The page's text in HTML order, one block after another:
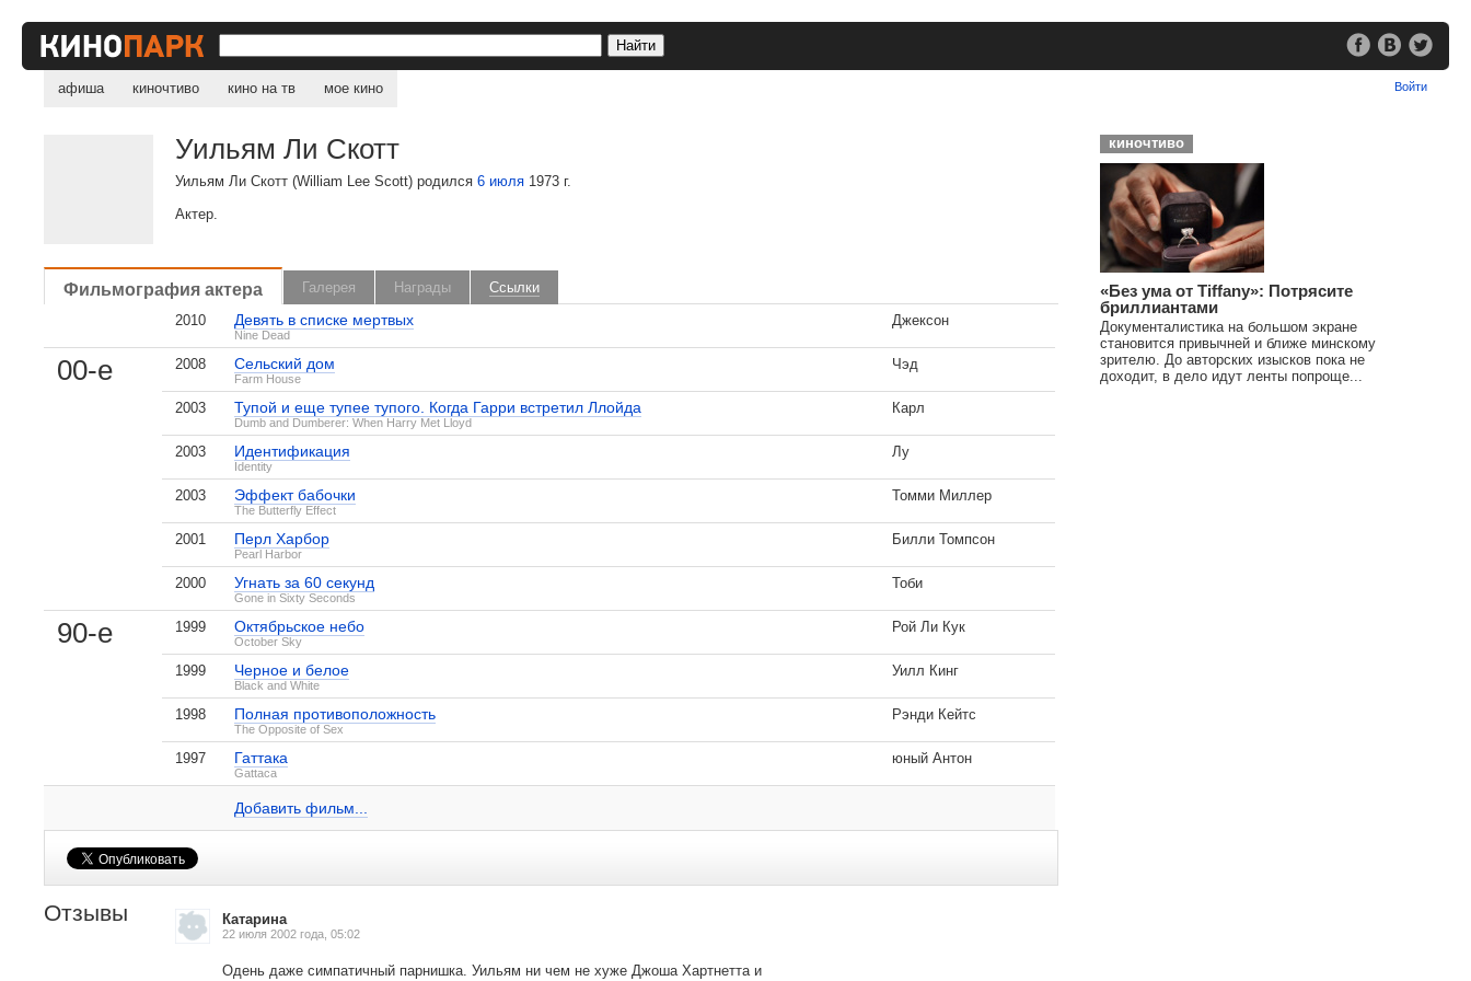
афиша киночтиво кино на тв мое кино Войти
Уильям Ли Скотт
Уильям Ли Скотт (William Lee Scott) родился6 июля 1973 г.
Актер.
Фильмография актера Галерея Награды
Ссылки
2010
Девять в списке мертвых
Nine Dead
Джексон
00-е 2008 Сельский дом
Farm House
Чэд
2003 Тупой и еще тупее тупого. Когда Гарри встретил Ллойда
Dumb and Dumberer: When Harry Met Lloyd
Карл
2003 Идентификация
Identity
Лу
2003 Эффект бабочки
The Butterfly Effect
Томми Миллер
2001 Перл Харбор
Pearl Harbor
Билли Томпсон
2000 Угнать за 60 секунд
Gone in Sixty Seconds
Тоби
90-е 1999 Октябрьское небо
October Sky
Рой Ли Кук
1999 Черное и белое
Black and White
Уилл Кинг
1998 Полная противоположность
The Opposite of Sex
Рэнди Кейтс
1997 Гаттака
Gattaca
юный Антон
Добавить фильм...
Уильям Ли Скотт на IMDB.com
Отзывы Катарина
22 июля 2002 года, 05:02
Одень даже симпатичный парнишка. Уильям ни чем не хуже Джоша Хартнетта и
, поделитесь своим мнением
киночтиво
«Без ума от Tiffany»: Потрясите
бриллиантами
Документалистика на большом экране
становится привычней и ближе минскому
зрителю. До авторских изысков пока не
доходит, в дело идут ленты попроще...